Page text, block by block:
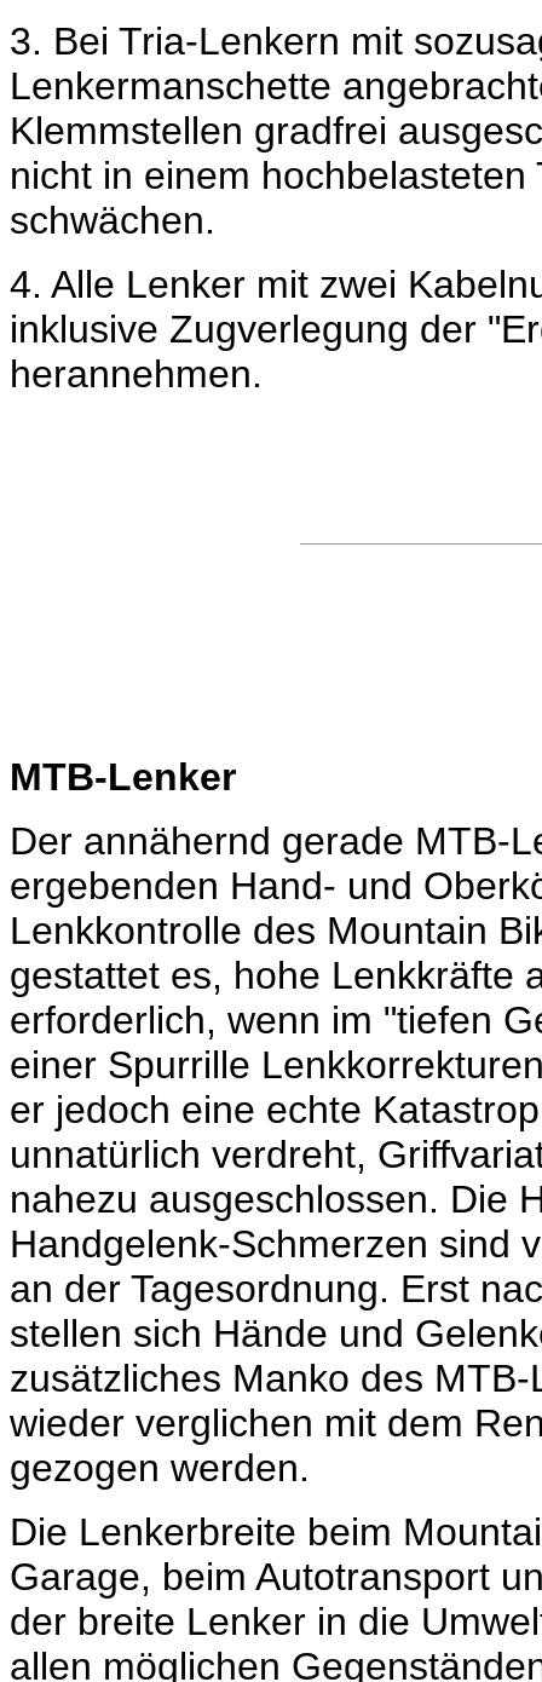
3. Bei Tria-Lenkern mit
Lenkermanschette
Klemmstellen gradfrei
nicht in einem
schwächen.
4. Alle Lenker mit zwei
inklusive Zugverlegung der
herannehmen.
MTB-Lenker
Der annähernd gerade MTB-
ergebenden Hand- und
Lenkkontrolle des Mountain
gestattet es, hohe Lenkkräfte
erforderlich, wenn im "tiefen
einer Spurrille
er jedoch eine echte
unnatürlich verdreht,
nahezu ausgeschlossen. Die
Handgelenk-Schmerzen sind
an der Tagesordnung. Erst
stellen sich Hände und
zusätzliches Manko des
wieder verglichen mit dem
gezogen werden.
Die Lenkerbreite beim
Garage, beim Autotransport
der breite Lenker in die
allen möglichen